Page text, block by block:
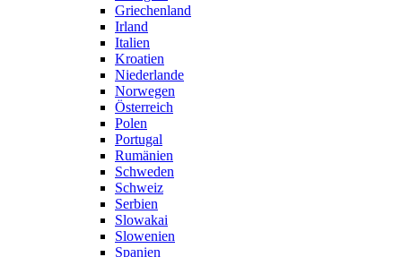
Griechenland
Irland
Italien
Kroatien
Niederlande
Norwegen
Österreich
Polen
Portugal
Rumänien
Schweden
Schweiz
Serbien
Slowakai
Slowenien
Spanien